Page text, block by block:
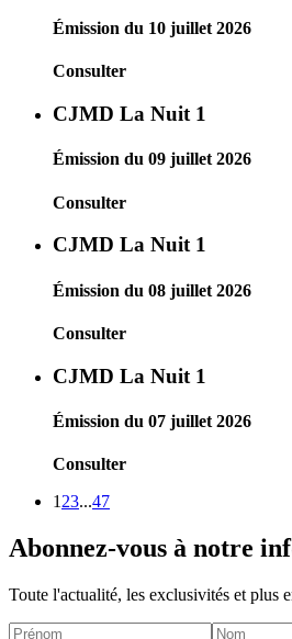
Émission du 10 juillet 2026
Consulter
CJMD La Nuit 1
Émission du 09 juillet 2026
Consulter
CJMD La Nuit 1
Émission du 08 juillet 2026
Consulter
CJMD La Nuit 1
Émission du 07 juillet 2026
Consulter
1 23...47
Abonnez-vous à notre
Toute l'actualité, les exclusivités et plus